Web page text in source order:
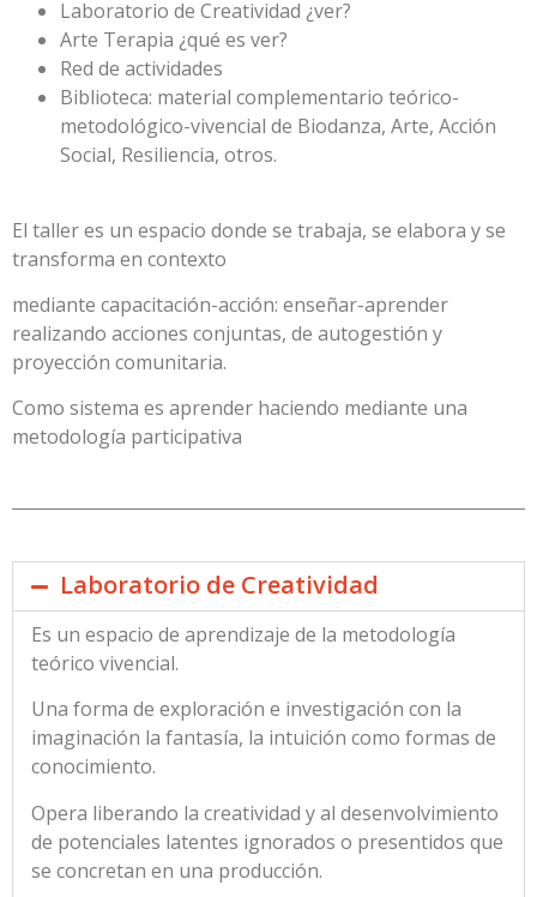
Laboratorio de Creatividad ¿ver?
Arte Terapia ¿qué es ver?
Red de actividades
Biblioteca: material complementario teórico-
metodológico-vivencial de Biodanza, Arte, Acción
Social, Resiliencia, otros.
El taller es un espacio donde se trabaja, se elabora y se
transforma en contexto
mediante capacitación-acción: enseñar-aprender
realizando acciones conjuntas, de autogestión y
proyección comunitaria.
Como sistema es aprender haciendo mediante una
metodología participativa
Laboratorio de Creatividad
Es un espacio de aprendizaje de la metodología
teórico vivencial.
Una forma de exploración e investigación con la
imaginación la fantasía, la intuición como formas de
conocimiento.
Opera liberando la creatividad y al desenvolvimiento
de potenciales latentes ignorados o presentidos que
se concretan en una producción.